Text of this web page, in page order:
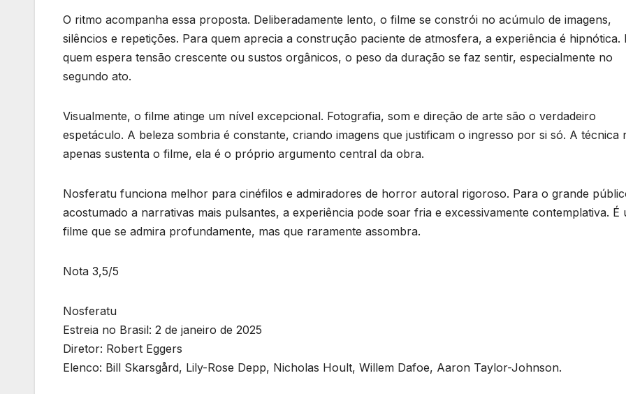
O ritmo acompanha essa proposta. Deliberadamente lento, o filme se constrói no acúmulo de imagens,
silêncios e repetições. Para quem aprecia a construção paciente de atmosfera, a experiência é hipnótica.
quem espera tensão crescente ou sustos orgânicos, o peso da duração se faz sentir, especialmente no
segundo ato.
Visualmente, o filme atinge um nível excepcional. Fotografia, som e direção de arte são o verdadeiro
espetáculo. A beleza sombria é constante, criando imagens que justificam o ingresso por si só. A técnica
apenas sustenta o filme, ela é o próprio argumento central da obra.
Nosferatu funciona melhor para cinéfilos e admiradores de horror autoral rigoroso. Para o grande
acostumado a narrativas mais pulsantes, a experiência pode soar fria e excessivamente contemplativa. É
filme que se admira profundamente, mas que raramente assombra.
Nota 3,5/5
Nosferatu
Estreia no Brasil: 2 de janeiro de 2025
Diretor: Robert Eggers
Elenco: Bill Skarsgård, Lily-Rose Depp, Nicholas Hoult, Willem Dafoe, Aaron Taylor-Johnson.